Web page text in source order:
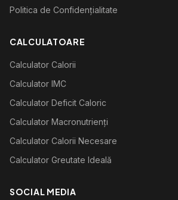
Politica de Confidențialitate
CALCULATOARE
Calculator Calorii
Calculator IMC
Calculator Deficit Caloric
Calculator Macronutrienți
Calculator Calorii Necesare
Calculator Greutate Ideală
SOCIAL MEDIA